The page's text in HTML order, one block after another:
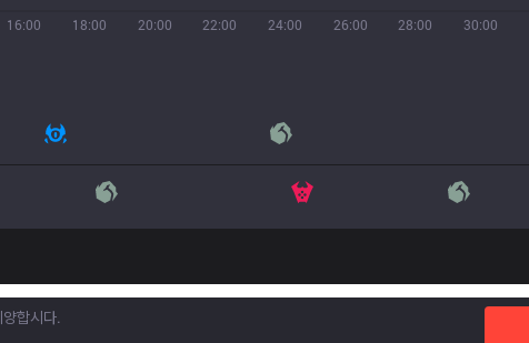
16:00 18:00 20:00 22:00 24:00 26:00 28:00 30:00